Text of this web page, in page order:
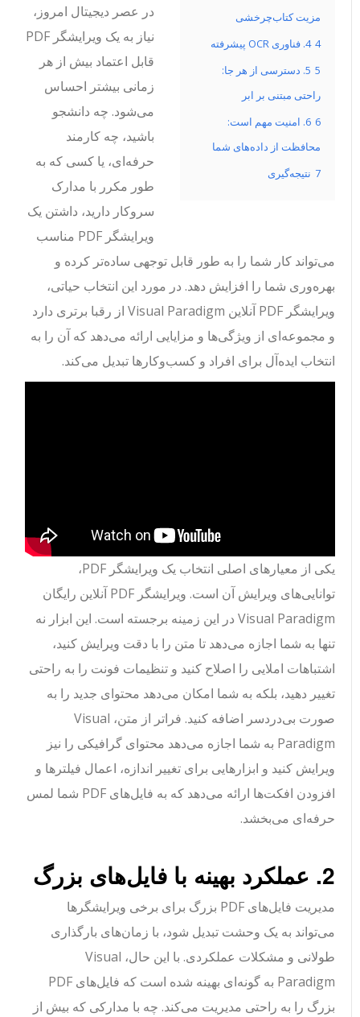
مزیت کتاب‌چرخشی
4. فناوری OCR پیشرفته
5. دسترسی از هر جا:
راحتی مبتنی بر ابر
6. امنیت مهم است:
محافظت از داده‌های شما
نتیجه‌گیری
در عصر دیجیتال امروز،
نیاز به یک ویرایشگر PDF
قابل اعتماد بیش از هر
زمانی بیشتر احساس
می‌شود. چه دانشجو
باشید، چه کارمند
حرفه‌ای، یا کسی که به
طور مکرر با مدارک
سروکار دارید، داشتن یک
ویرایشگر PDF مناسب
می‌تواند کار شما را به طور قابل توجهی ساده‌تر کرده و
بهره‌وری شما را افزایش دهد. در مورد این انتخاب حیاتی،
ویرایشگر PDF آنلاین Visual Paradigm از رقبا برتری دارد
و مجموعه‌ای از ویژگی‌ها و مزایایی ارائه می‌دهد که آن را به
انتخاب ایده‌آل برای افراد و کسب‌وکارها تبدیل می‌کند.
یکی از معیارهای اصلی انتخاب یک ویرایشگر PDF،
توانایی‌های ویرایش آن است. ویرایشگر PDF آنلاین رایگان
Visual Paradigm در این زمینه برجسته است. این ابزار نه
تنها به شما اجازه می‌دهد تا متن را با دقت ویرایش کنید،
اشتباهات املایی را اصلاح کنید و تنظیمات فونت را به راحتی
تغییر دهید، بلکه به شما امکان می‌دهد محتوای جدید را به
صورت بی‌دردسر اضافه کنید. فراتر از متن، Visual
Paradigm به شما اجازه می‌دهد محتوای گرافیکی را نیز
ویرایش کنید و ابزارهایی برای تغییر اندازه، اعمال فیلترها و
افزودن افکت‌ها ارائه می‌دهد که به فایل‌های PDF شما لمس
حرفه‌ای می‌بخشد.
2. عملکرد بهینه با فایل‌های بزرگ
مدیریت فایل‌های PDF بزرگ برای برخی ویرایشگرها
می‌تواند به یک وحشت تبدیل شود، با زمان‌های بارگذاری
طولانی و مشکلات عملکردی. با این حال، Visual
Paradigm به گونه‌ای بهینه شده است که فایل‌های PDF
بزرگ را به راحتی مدیریت می‌کند. چه با مدارکی که بیش از